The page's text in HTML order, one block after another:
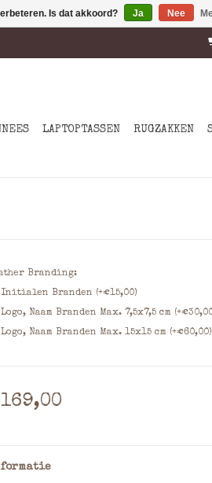
LAPTOPTASSEN RUGZAKKEN
Branding:
Initialen Branden (+€15,00)
Logo, Naam Branden Max. 7,5x7,5 cm
Logo, Naam Branden Max. 15x15 cm (+€60,00)
Is dat akkoord? Ja Nee